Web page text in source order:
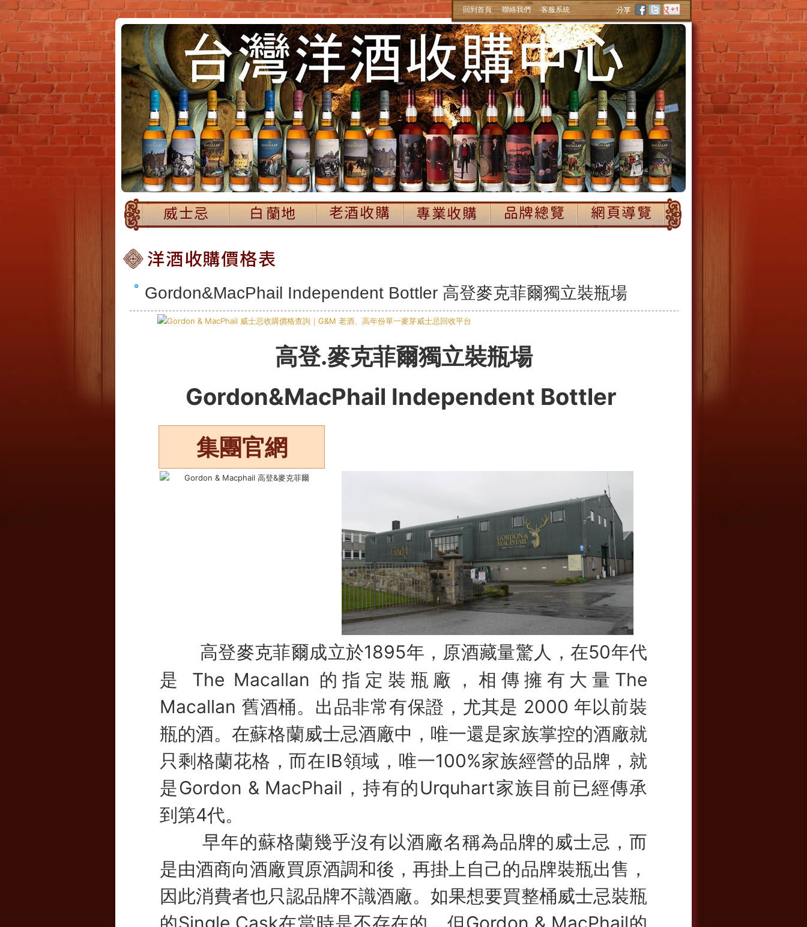
‧回到首頁 ‧聯絡我們 ‧客服系統
Gordon&MacPhail Independent Bottler 高登麥克菲爾獨立裝瓶場
高登.麥克菲爾獨立裝瓶場
Gordon&MacPhail Independent Bottler
集團官網
高登麥克菲爾成立於1895年，原酒藏量驚人，在50年代
是 The Macallan 的指定裝瓶廠，相傳擁有大量The
Macallan 舊酒桶。出品非常有保證，尤其是 2000 年以前裝
瓶的酒。在蘇格蘭威士忌酒廠中，唯一還是家族掌控的酒廠就
只剩格蘭花格，而在IB領域，唯一100%家族經營的品牌，就
是Gordon & MacPhail，持有的Urquhart家族目前已經傳承
到第4代。
早年的蘇格蘭幾乎沒有以酒廠名稱為品牌的威士忌，而
是由酒商向酒廠買原酒調和後，再掛上自己的品牌裝瓶出售，
因此消費者也只認品牌不識酒廠。如果想要買整桶威士忌裝瓶